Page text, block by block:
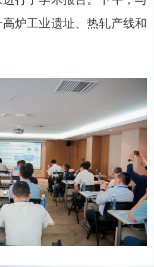
炉工业遗址、热轧产线和